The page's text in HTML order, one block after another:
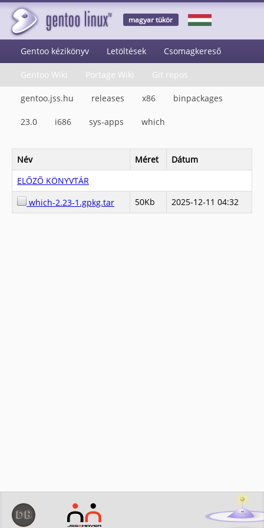
magyar tükör
Gentoo kézikönyv Letöltések Csomagkereső
Gentoo Wiki Portage Wiki Git repos
gentoo.jss.hu releases x86 binpackages
23.0 i686 sys-apps which
Név Méret
Dátum
ELŐZŐ KÖNYVTÁR
which-2.23-1.gpkg.tar
50Kb 2025-12-11 04:32